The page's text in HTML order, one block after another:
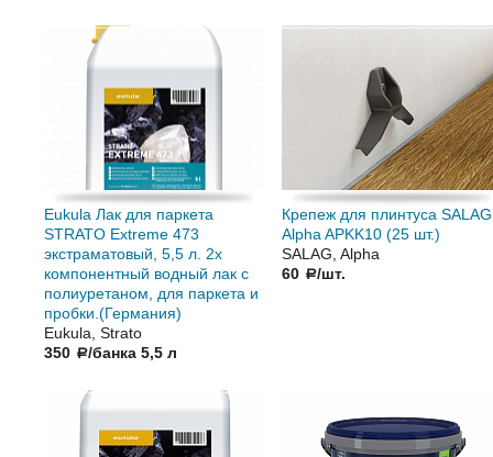
Eukula Лак для паркета
STRATO Extreme 473
экстраматовый, 5,5 л. 2х
компонентный водный лак с
полиуретаном, для паркета и
пробки.(Германия)
Eukula, Strato
350 a/банка 5,5 л
Крепеж для плинтуса SALAG
Alpha APKK10 (25 шт.)
SALAG, Alpha
60 a/шт.